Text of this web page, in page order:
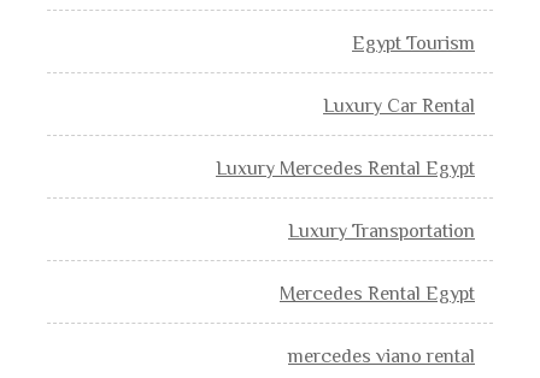
Egypt Tourism
Luxury Car Rental
Luxury Mercedes Rental Egypt
Luxury Transportation
Mercedes Rental Egypt
mercedes viano rental